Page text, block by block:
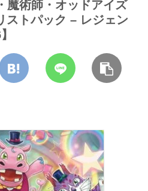
魔術師・オッドアイズ
ストパック – レジェン